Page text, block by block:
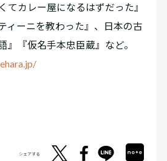
てカレー屋になるはずだった』
ィーニを教わった』、日本の古
』『仮名手本忠臣蔵』など。
シェアする